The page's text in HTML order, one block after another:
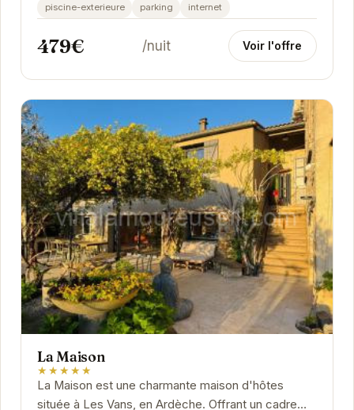
piscine-exterieure parking internet
479€ /nuit Voir l'offre
La Maison
★★★★★
La Maison est une charmante maison d'hôtes
située à Les Vans, en Ardèche. Offrant un cadre